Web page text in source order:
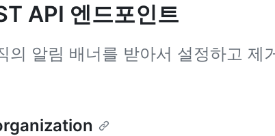
API 엔드포인트
의 알림 배너를 받아서 설정하고 제